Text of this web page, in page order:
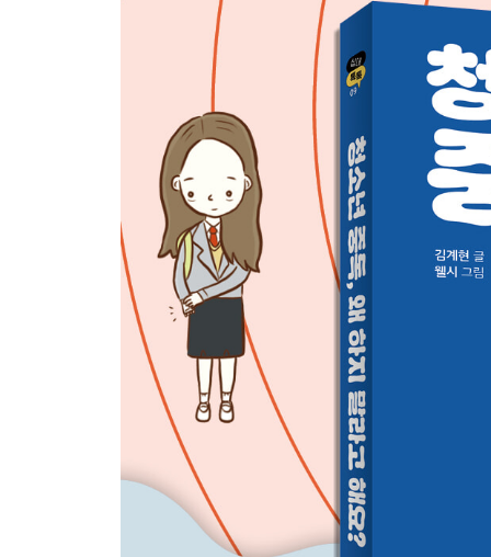
게임인 줄 알고 도박에 빠진 민수 / 게임과 도박
어려운 이유 / 어떻게 해야 할까
나가며_진짜 행복을 만들고 싶지 않니?
내가 원하는 삶을 스스로 결정하기